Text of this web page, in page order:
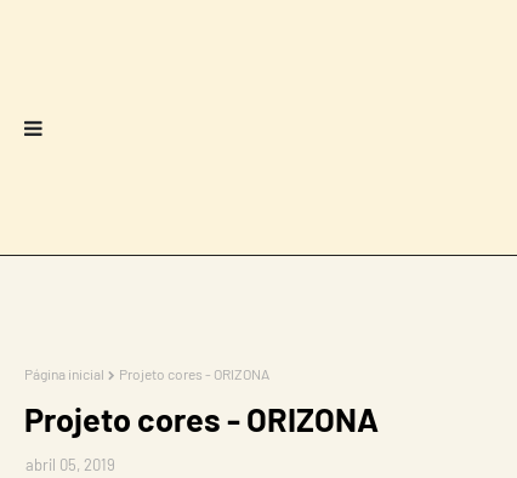
Página inicial Projeto cores - ORIZONA
Projeto cores - ORIZONA
abril 05, 2019